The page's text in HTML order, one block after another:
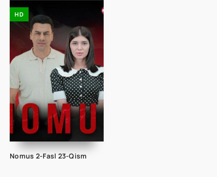
HD
Nomus 2-Fasl 23-Qism